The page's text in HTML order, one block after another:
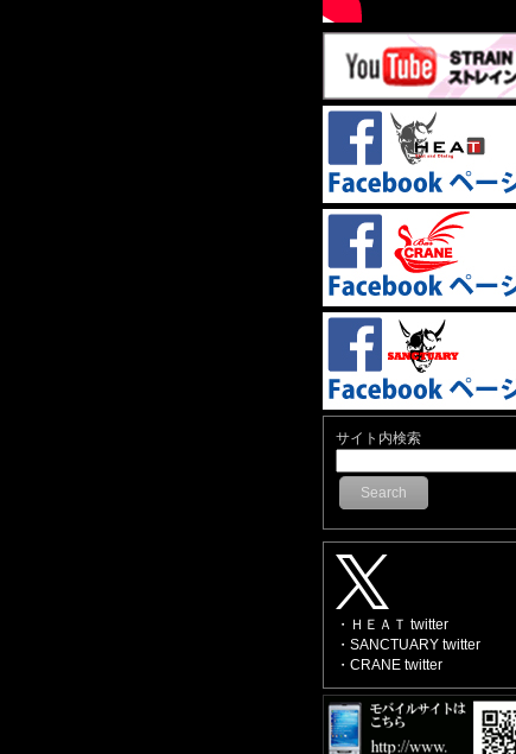
サイト内検索
Search
・ＨＥＡＴ twitter
・SANCTUARY twitter
・CRANE twitter